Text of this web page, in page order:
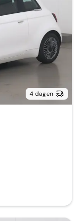
4 dagen